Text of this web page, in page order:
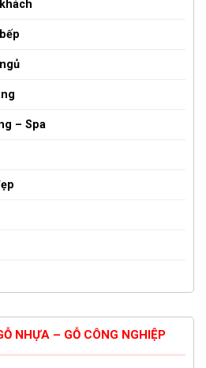
– Spa
NHỰA – GỖ CÔNG NGHIỆP